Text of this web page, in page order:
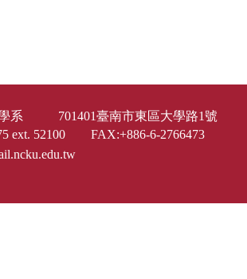
學系 701401臺南市東區大學路1號
ext. 52100 FAX:+886-6-2766473